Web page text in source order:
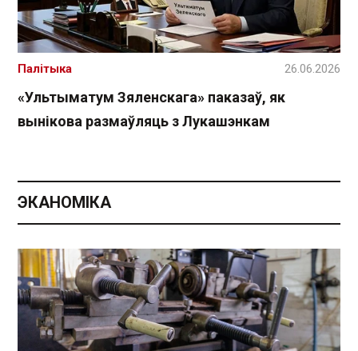
«Ультыматум Зяленскага» паказаў, як
вынікова размаўляць з Лукашэнкам
Палітыка 26.06.2026
ЭКАНОМІКА